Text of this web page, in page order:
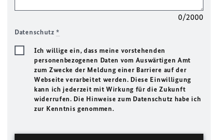
0/2000
Datenschutz*
Ich willige ein, dass meine vorstehenden
personenbezogenen Daten vom Auswärtigen Amt
zum Zwecke der Meldung einer Barriere auf der
Webseite verarbeitet werden. Diese Einwilligung
kann ich jederzeit mit Wirkung für die Zukunft
widerrufen. Die Hinweise zum Datenschutz habe ich
zur Kenntnis genommen.